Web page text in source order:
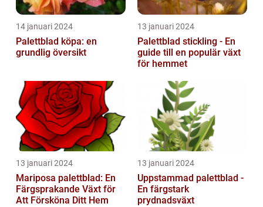
14 januari 2024
Palettblad köpa: en
grundlig översikt
13 januari 2024
Palettblad stickling - En
guide till en populär växt
för hemmet
13 januari 2024
Mariposa palettblad: En
Färgsprakande Växt för
Att Försköna Ditt Hem
13 januari 2024
Uppstammad palettblad -
En färgstark
prydnadsväxt